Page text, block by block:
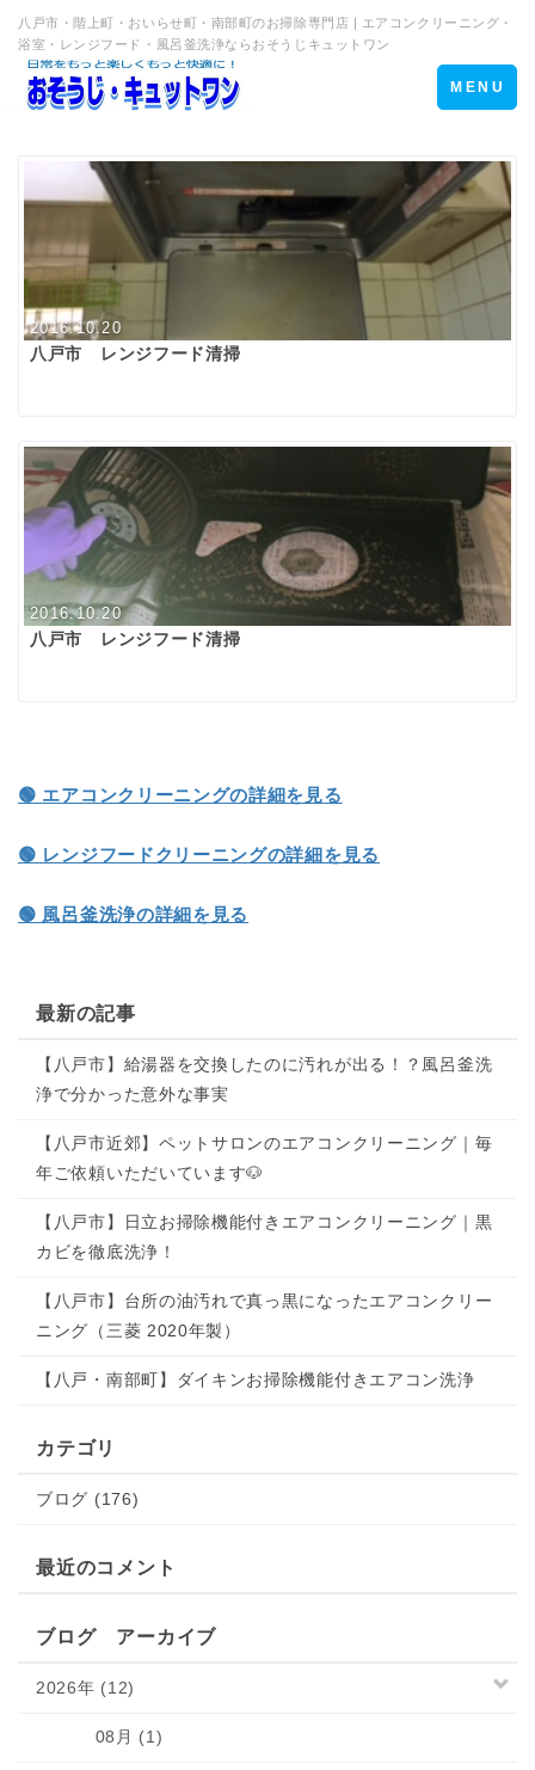
八戸市・階上町・おいらせ町・南部町のお掃除専門店 | エアコンクリーニング・
浴室・レンジフード・風呂釜洗浄ならおそうじキュットワン
Toggle
navigation
MENU
2016.10.20
八戸市 レンジフード清掃
2016.10.20
八戸市 レンジフード清掃
🟢 エアコンクリーニングの詳細を見る
🟢 レンジフードクリーニングの詳細を見る
🟢 風呂釜洗浄の詳細を見る
最新の記事
【八戸市】給湯器を交換したのに汚れが出る！？風呂釜洗
浄で分かった意外な事実
【八戸市近郊】ペットサロンのエアコンクリーニング｜毎
年ご依頼いただいています🐶
【八戸市】日立お掃除機能付きエアコンクリーニング｜黒
カビを徹底洗浄！
【八戸市】台所の油汚れで真っ黒になったエアコンクリー
ニング（三菱 2020年製）
【八戸・南部町】ダイキンお掃除機能付きエアコン洗浄
カテゴリ
ブログ (176)
最近のコメント
ブログ アーカイブ
2026年 (12)
08月 (1)